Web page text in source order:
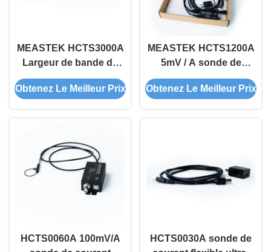
MEASTEK HCTS3000A
Largeur de bande de
fréquence élevée
Flexible sonde de
Obtenez Le Meilleur Prix
MEASTEK HCTS1200A
5mV / A sonde de
courant flexible de
haute précision pour la
Obtenez Le Meilleur Prix
HCTS0060A 100mV/A
HCTS0030A sonde de